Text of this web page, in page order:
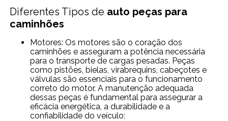
Diferentes Tipos de auto peças para
caminhões
Motores: Os motores são o coração dos
caminhões e asseguram a potência necessária
para o transporte de cargas pesadas. Peças
como pistões, bielas, virabrequins, cabeçotes e
válvulas são essenciais para o funcionamento
correto do motor. A manutenção adequada
dessas peças é fundamental para assegurar a
eficácia energética, a durabilidade e a
confiabilidade do veículo;